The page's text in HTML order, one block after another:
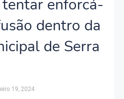
enforcá-
dentro da
de Serra
19, 2024